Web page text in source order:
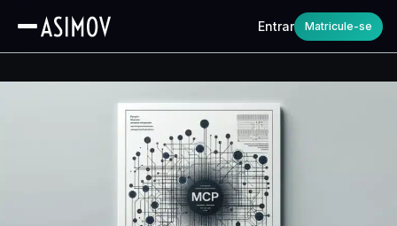
Entrar Matricule-se